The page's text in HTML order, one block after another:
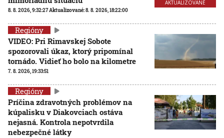
AKTUALIZOVANÉ
8. 8. 2026, 9:32:27Aktualizované:8. 8. 2026, 18:22:00
Regióny
VIDEO: Pri Rimavskej Sobote
spozorovali úkaz, ktorý pripomínal
tornádo. Vidieť ho bolo na kilometre
7. 8. 2026, 19:33:51
Regióny
Príčina zdravotných problémov na
kúpalisku v Diakovciach ostáva
nejasná. Kontrola nepotvrdila
nebezpečné látky